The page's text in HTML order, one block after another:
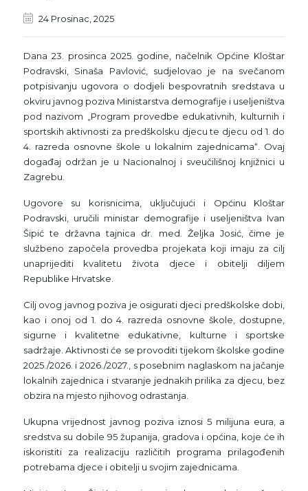
24 Prosinac, 2025
Dana 23. prosinca 2025. godine, načelnik Općine Kloštar
Podravski, Sinaša Pavlović, sudjelovao je na svečanom
potpisivanju ugovora o dodjeli bespovratnih sredstava u
okviru javnog poziva Ministarstva demografije i useljeništva
pod nazivom „Program provedbe edukativnih, kulturnih i
sportskih aktivnosti za predškolsku djecu te djecu od 1. do
4. razreda osnovne škole u lokalnim zajednicama“. Ovaj
događaj održan je u Nacionalnoj i sveučilišnoj knjižnici u
Zagrebu.
Ugovore su korisnicima, uključujući i Općinu Kloštar
Podravski, uručili ministar demografije i useljeništva Ivan
Šipić te državna tajnica dr. med. Željka Josić, čime je
službeno započela provedba projekata koji imaju za cilj
unaprijediti kvalitetu života djece i obitelji diljem
Republike Hrvatske.
Cilj ovog javnog poziva je osigurati djeci predškolske dobi,
kao i onoj od 1. do 4. razreda osnovne škole, dostupne,
sigurne i kvalitetne edukativne, kulturne i sportske
sadržaje. Aktivnosti će se provoditi tijekom školske godine
2025./2026. i 2026./2027., s posebnim naglaskom na jačanje
lokalnih zajednica i stvaranje jednakih prilika za djecu, bez
obzira na mjesto njihovog odrastanja.
Ukupna vrijednost javnog poziva iznosi 5 milijuna eura, a
sredstva su dobile 95 županija, gradova i općina, koje će ih
iskoristiti za realizaciju različitih programa prilagođenih
potrebama djece i obitelji u svojim zajednicama.